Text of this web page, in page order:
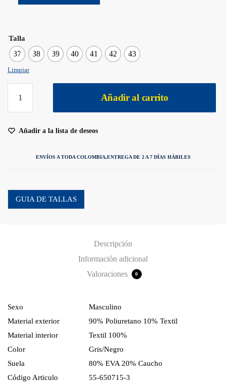
Talla
37 38 39 40 41 42 43
Limpiar
Añadir al carrito
Añadir a la lista de deseos
ENVÍOS A TODA COLOMBIA,ENTREGA DE 2 A 7 DÍAS HÁBILES
GUIA DE TALLAS
Descripción
Información adicional
Valoraciones
0
Sexo
Masculino
Material exterior
90% Poliuretano 10% Textil
Material interior
Textil 100%
Color
Gris/Negro
Suela
80% EVA 20% Caucho
Código Articulo
55-650715-3